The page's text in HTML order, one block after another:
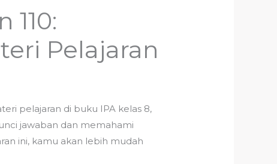
Pelajaran
pelajaran di buku IPA kelas 8,
jawaban dan memahami
ini, kamu akan lebih mudah